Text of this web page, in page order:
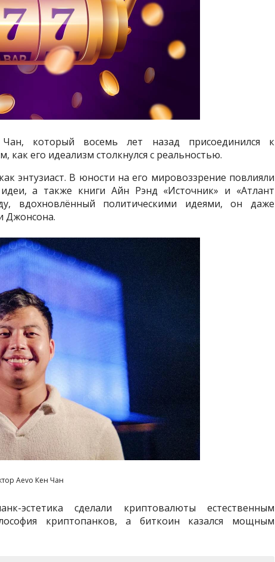
который восемь лет назад присоединился к
как его идеализм столкнулся с реальностью.
энтузиаст. В юности на его мировоззрение повлияли
а также книги Айн Рэнд «Источник» и «Атлант
вдохновлённый политическими идеями, он даже
Джонсона.
Aevo Кен Чан
эстетика сделали криптовалюты естественным
криптопанков, а биткоин казался мощным